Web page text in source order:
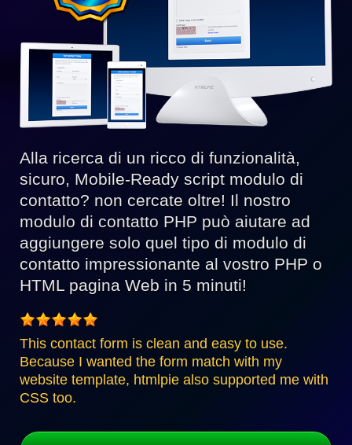
Alla ricerca di un ricco di funzionalità,
sicuro, Mobile-Ready script modulo di
contatto? non cercate oltre! Il nostro
modulo di contatto PHP può aiutare ad
aggiungere solo quel tipo di modulo di
contatto impressionante al vostro PHP o
HTML pagina Web in 5 minuti!
This contact form is clean and easy to use.
Because I wanted the form match with my
website template, htmlpie also supported me with
CSS too.